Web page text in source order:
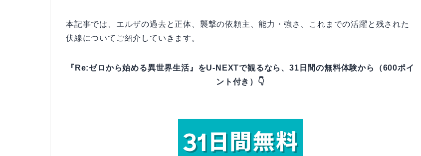
本記事では、エルザの過去と正体、襲撃の依頼主、能力・強さ、これまでの活躍と残された
伏線についてご紹介していきます。
『Re:ゼロから始める異世界生活』をU-NEXTで観るなら、31日間の無料体験から（600ポイ
ント付き）👇